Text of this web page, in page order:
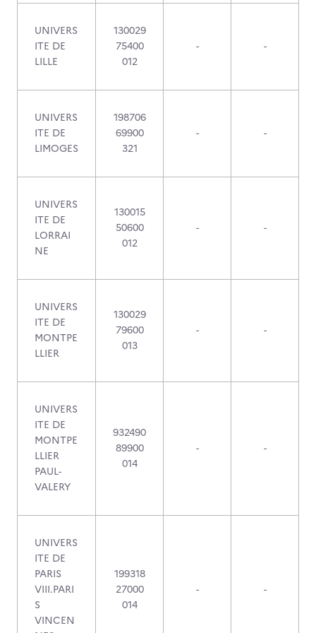
UNIVERS
ITE DE
LILLE
130029
75400
012
- -
UNIVERS
ITE DE
LIMOGES
198706
69900
321
- -
UNIVERS
ITE DE
LORRAI
NE
130015
50600
012
- -
UNIVERS
ITE DE
MONTPE
LLIER
130029
79600
013
- -
UNIVERS
ITE DE
MONTPE
LLIER
PAUL-
VALERY
932490
89900
014
- -
UNIVERS
ITE DE
PARIS
VIII.PARI
S
VINCEN
199318
27000
014
- -